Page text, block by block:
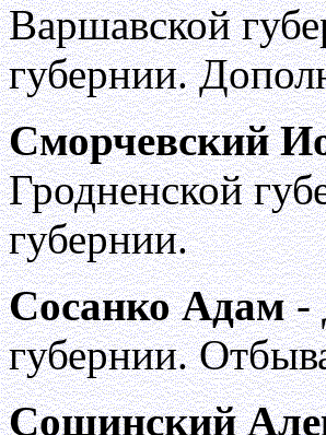
Варшавской
губернии.
Сморчевский
Гродненской
губернии.
Сосанко Адам-
губернии.
Сошинский